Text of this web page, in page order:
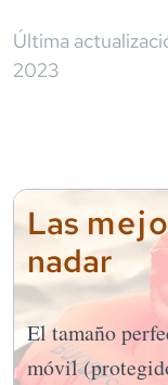
Última
2023
Las
nadar
El tamaño
móvil